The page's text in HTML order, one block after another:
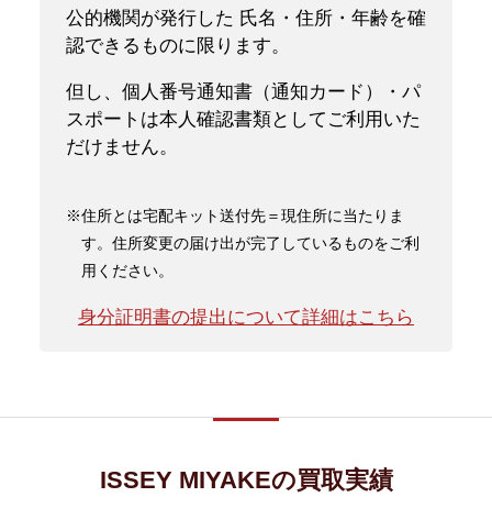
公的機関が発行した 氏名・住所・年齢を確
認できるものに限ります。
但し、個人番号通知書（通知カード）・パ
スポートは本人確認書類としてご利用いた
だけません。
※住所とは宅配キット送付先＝現住所に当たりま
す。住所変更の届け出が完了しているものをご利
用ください。
身分証明書の提出について詳細はこちら
ISSEY MIYAKEの買取実績